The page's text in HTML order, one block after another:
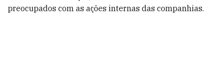
preocupados com as ações internas das companhias.